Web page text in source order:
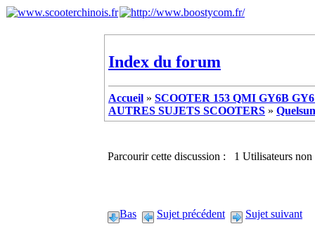
Index du forum
Accueil » SCOOTER 153 QMI GY6B
AUTRES SUJETS SCOOTERS »
Parcourir cette discussion : 1 Utilisateurs non
Bas Sujet précédent Sujet suivant